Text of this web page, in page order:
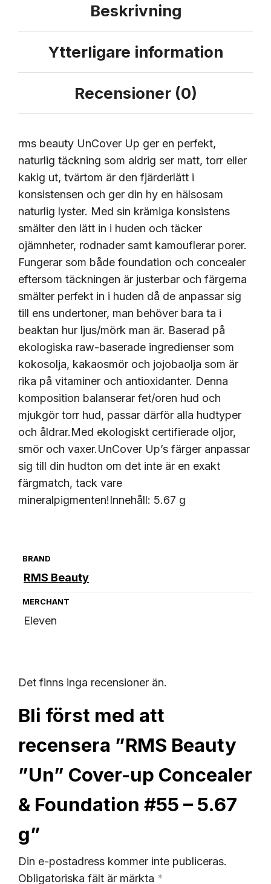
Beskrivning
Ytterligare information
Recensioner (0)
rms beauty UnCover Up ger en perfekt,
naturlig täckning som aldrig ser matt, torr eller
kakig ut, tvärtom är den fjärderlätt i
konsistensen och ger din hy en hälsosam
naturlig lyster. Med sin krämiga konsistens
smälter den lätt in i huden och täcker
ojämnheter, rodnader samt kamouflerar porer.
Fungerar som både foundation och concealer
eftersom täckningen är justerbar och färgerna
smälter perfekt in i huden då de anpassar sig
till ens undertoner, man behöver bara ta i
beaktan hur ljus/mörk man är. Baserad på
ekologiska raw-baserade ingredienser som
kokosolja, kakaosmör och jojobaolja som är
rika på vitaminer och antioxidanter. Denna
komposition balanserar fet/oren hud och
mjukgör torr hud, passar därför alla hudtyper
och åldrar.Med ekologiskt certifierade oljor,
smör och vaxer.UnCover Up’s färger anpassar
sig till din hudton om det inte är en exakt
färgmatch, tack vare
mineralpigmenten!Innehåll: 5.67 g
BRAND
RMS Beauty
MERCHANT
Eleven
Det finns inga recensioner än.
Bli först med att
recensera ”RMS Beauty
”Un” Cover-up Concealer
& Foundation #55 – 5.67
g”
Din e-postadress kommer inte publiceras.
Obligatoriska fält är märkta *